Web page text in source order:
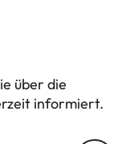
höchsten
über die
informiert.